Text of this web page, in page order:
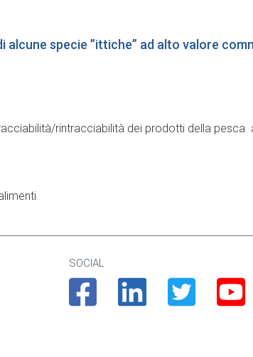
alcune specie ”ittiche” ad alto valore
rintracciabilità dei prodotti della
SOCIAL
FacebookLinkedin Twitter